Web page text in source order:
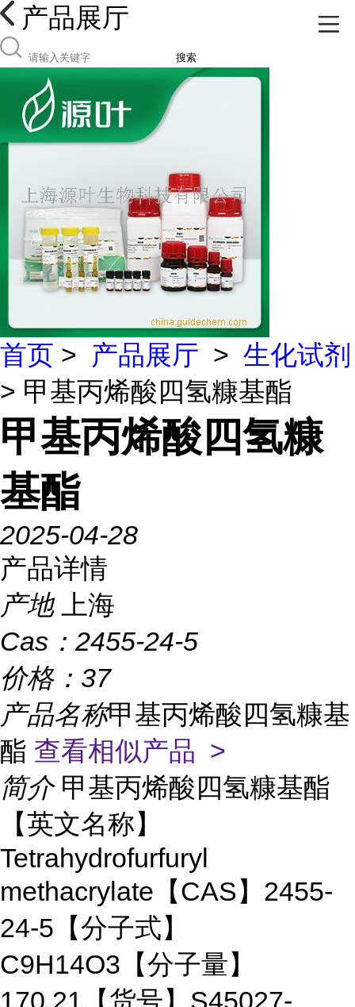
产品展厅
搜索
首页 > 产品展厅 > 生化试剂
> 甲基丙烯酸四氢糠基酯
甲基丙烯酸四氢糠
基酯
2025-04-28
产品详情
产地
上海
Cas： 2455-24-5
价格： 37
产品名称甲基丙烯酸四氢糠基
酯 查看相似产品 >
简介 甲基丙烯酸四氢糠基酯
【英文名称】
Tetrahydrofurfuryl
methacrylate【CAS】2455-
24-5【分子式】
C9H14O3【分子量】
170.21【货号】S45027-